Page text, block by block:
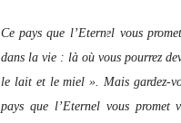
Ce pays que l’Eternel vous
dans la vie : là où vous pourrez
le lait et le miel ». Mais gardez-
pays que l’Eternel vous promet